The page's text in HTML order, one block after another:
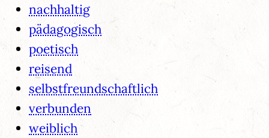
nachhaltig
pädagogisch
poetisch
reisend
selbstfreundschaftlich
verbunden
weiblich